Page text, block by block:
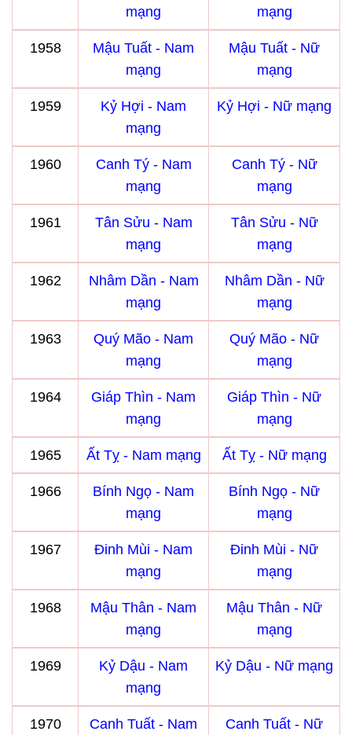
mạng mạng
1958
Mậu Tuất - Nam
mạng
Mậu Tuất - Nữ
mạng
1959
Kỷ Hợi - Nam
mạng
Kỷ Hợi - Nữ mạng
1960
Canh Tý - Nam
mạng
Canh Tý - Nữ
mạng
1961
Tân Sửu - Nam
mạng
Tân Sửu - Nữ
mạng
1962
Nhâm Dần - Nam
mạng
Nhâm Dần - Nữ
mạng
1963
Quý Mão - Nam
mạng
Quý Mão - Nữ
mạng
1964
Giáp Thìn - Nam
mạng
Giáp Thìn - Nữ
mạng
1965 Ất Tỵ - Nam mạng Ất Tỵ - Nữ mạng
1966
Bính Ngọ - Nam
mạng
Bính Ngọ - Nữ
mạng
1967
Đinh Mùi - Nam
mạng
Đinh Mùi - Nữ
mạng
1968
Mậu Thân - Nam
mạng
Mậu Thân - Nữ
mạng
1969
Kỷ Dậu - Nam
mạng
Kỷ Dậu - Nữ mạng
1970
Canh Tuất - Nam
Canh Tuất - Nữ